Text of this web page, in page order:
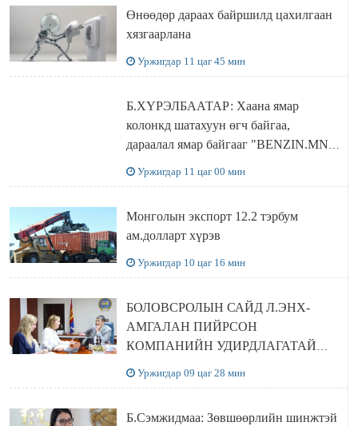
Өнөөдөр дараах байршилд цахилгаан
хязгаарлана
Уржигдар 11 цаг 45 мин
Б.ХҮРЭЛБААТАР: Хаана ямар
колонкд шатахуун өгч байгаа,
дараалал ямар байгааг "BENZIN.MN”
Уржигдар 11 цаг 00 мин
Монголын экспорт 12.2 тэрбум
ам.долларт хүрэв
Уржигдар 10 цаг 16 мин
БОЛОВСРОЛЫН САЙД Л.ЭНХ-
АМГАЛАН ПИЙРСОН
КОМПАНИЙН УДИРДЛАГАТАЙ
Уржигдар 09 цаг 28 мин
Б.Сэмжидмаа: Зөвшөөрлийн шинжтэй